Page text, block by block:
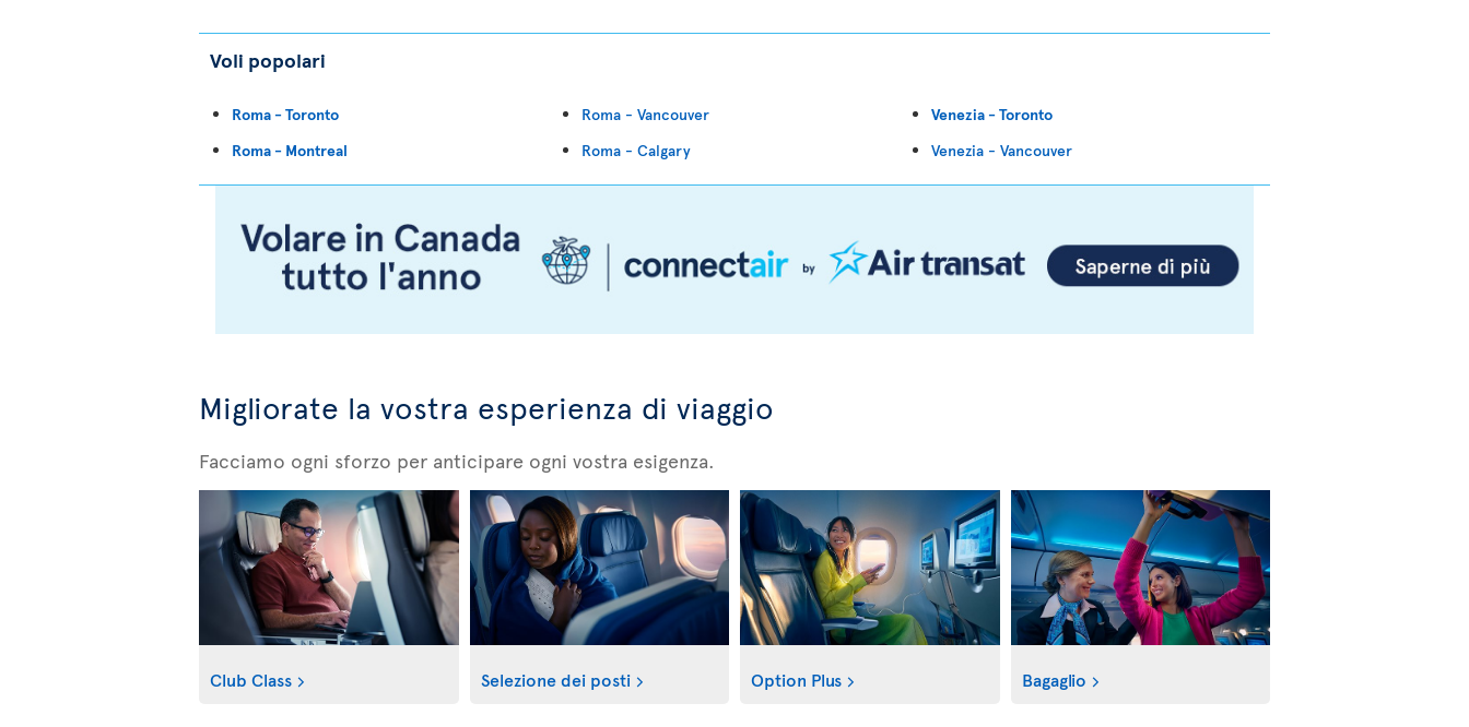
Voli popolari
Roma - Toronto
Roma - Montreal
Roma - Vancouver
Roma - Calgary
Venezia - Toronto
Venezia - Vancouver
Migliorate la vostra esperienza di viaggio
Facciamo ogni sforzo per anticipare ogni vostra esigenza.
Club Class Selezione dei posti Option Plus Bagaglio